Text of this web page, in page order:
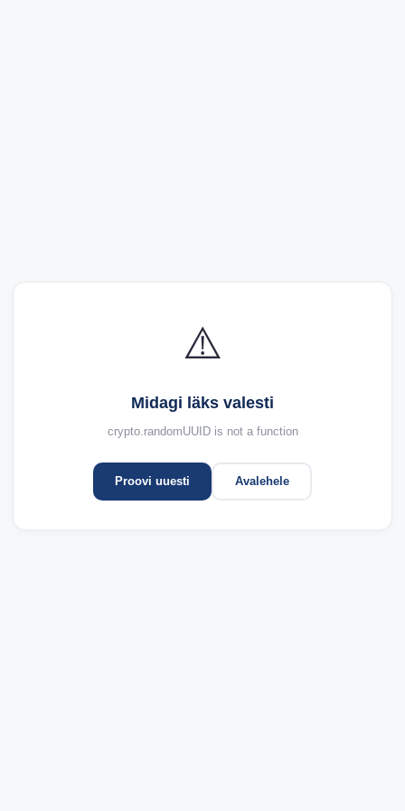
⚠️
Midagi läks valesti
crypto.randomUUID is not a function
Proovi uuesti Avalehele